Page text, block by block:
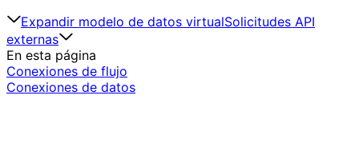
Expandir modelo de datos virtualSolicitudes API
externas
En esta página
Conexiones de flujo
Conexiones de datos